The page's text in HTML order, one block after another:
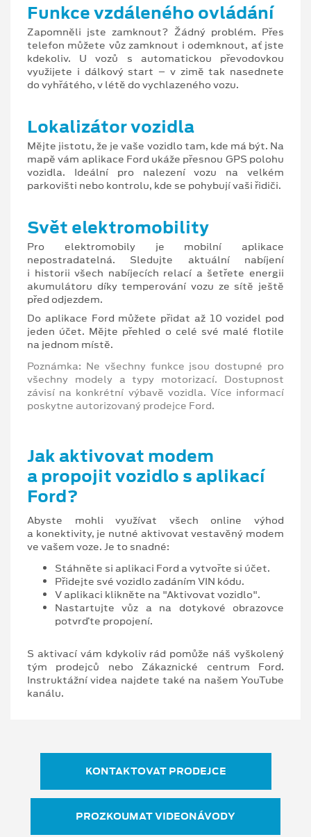
Funkce vzdáleného ovládání
Zapomněli jste zamknout? Žádný problém. Přes
telefon můžete vůz zamknout i odemknout, ať jste
kdekoliv. U vozů s automatickou převodovkou
využijete i dálkový start – v zimě tak nasednete
do vyhřátého, v létě do vychlazeného vozu.
Lokalizátor vozidla
Mějte jistotu, že je vaše vozidlo tam, kde má být. Na
mapě vám aplikace Ford ukáže přesnou GPS polohu
vozidla. Ideální pro nalezení vozu na velkém
parkovišti nebo kontrolu, kde se pohybují vaši řidiči.
Svět elektromobility
Pro elektromobily je mobilní aplikace
nepostradatelná. Sledujte aktuální nabíjení
i historii všech nabíjecích relací a šetřete energii
akumulátoru díky temperování vozu ze sítě ještě
před odjezdem.
Do aplikace Ford můžete přidat až 10 vozidel pod
jeden účet. Mějte přehled o celé své malé flotile
na jednom místě.
Poznámka: Ne všechny funkce jsou dostupné pro
všechny modely a typy motorizací. Dostupnost
závisí na konkrétní výbavě vozidla. Více informací
poskytne autorizovaný prodejce Ford.
Jak aktivovat modem
a propojit vozidlo s aplikací
Ford?
Abyste mohli využívat všech online výhod
a konektivity, je nutné aktivovat vestavěný modem
ve vašem voze. Je to snadné:
Stáhněte si aplikaci Ford a vytvořte si účet.
Přidejte své vozidlo zadáním VIN kódu.
V aplikaci klikněte na "Aktivovat vozidlo".
Nastartujte vůz a na dotykové obrazovce
potvrďte propojení.
S aktivací vám kdykoliv rád pomůže náš vyškolený
tým prodejců nebo Zákaznické centrum Ford.
Instruktážní videa najdete také na našem YouTube
kanálu.
KONTAKTOVAT PRODEJCE
PROZKOUMAT VIDEONÁVODY